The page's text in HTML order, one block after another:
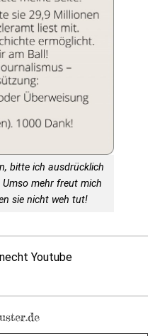
bitte ich ausdrücklich
mehr freut mich
sie nicht weh tut!
Youtube